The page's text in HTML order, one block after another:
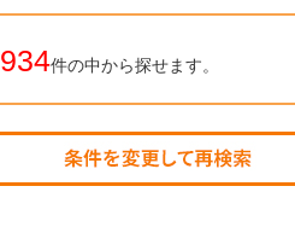
934件の中から探せます。